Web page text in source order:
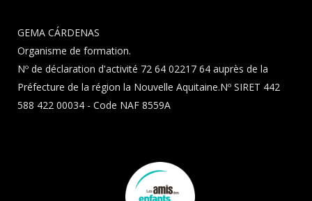
GEMA CÁRDENAS
Organisme de formation.
Nº de déclaration d'activité 72 64 02217 64 auprès de la
Préfecture de la région la Nouvelle Aquitaine.Nº SIRET 442
588 422 00034 - Code NAF 8559A